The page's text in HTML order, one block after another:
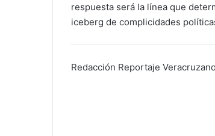
respuesta será la línea que
iceberg de complicidades
Redacción Reportaje Veracruzano